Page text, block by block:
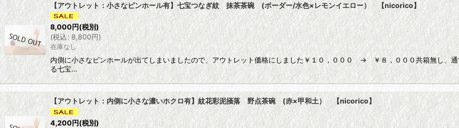
【アウトレット：小さなピンホール有】七宝つなぎ紋 抹茶茶碗 (ボーダー/水色×レモンイエロー） 【nicorico】
8,000円(税別)
(税込: 8,800円)
在庫なし
内側に小さなピンホールが出てしまいましたので、アウトレット価格にしました￥１０，０００ → ￥８，０００共箱無し、
る七宝…
【アウトレット：内側に小さな濃いホクロ有】紋花彩泥掻落 野点茶碗 (赤×甲和土） 【nicorico】
4,200円(税別)